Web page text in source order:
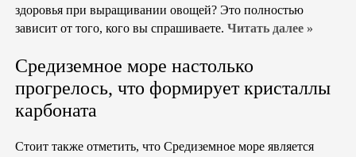
здоровья при выращивании овощей? Это полностью
зависит от того, кого вы спрашиваете. Читать далее »
Средиземное море настолько
прогрелось, что формирует кристаллы
карбоната
Стоит также отметить, что Средиземное море является